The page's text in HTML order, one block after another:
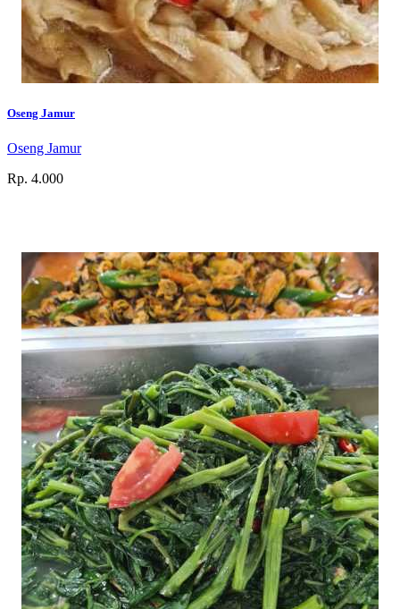
Oseng Jamur
Oseng Jamur
Rp. 4.000